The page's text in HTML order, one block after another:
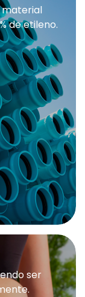
material
de etileno.
ser